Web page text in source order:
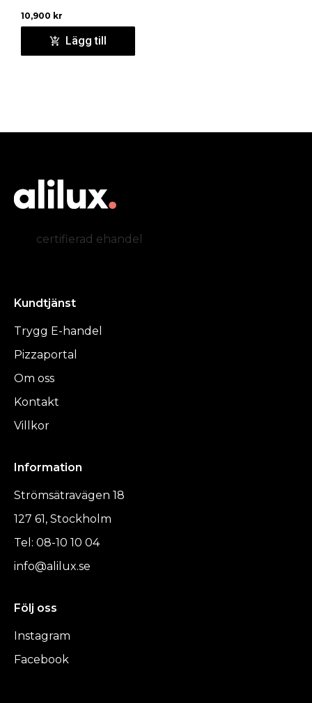
10,900 kr
Lägg till
certifierad ehandel
Kundtjänst
Trygg E-handel
Pizzaportal
Om oss
Kontakt
Villkor
Information
Strömsätravägen 18
127 61, Stockholm
Tel: 08-10 10 04
info@alilux.se
Följ oss
Instagram
Facebook